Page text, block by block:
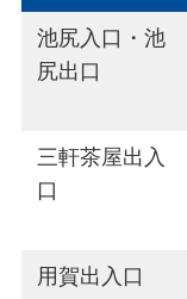
池尻入口・池
尻出口
三軒茶屋出入
口
用賀出入口